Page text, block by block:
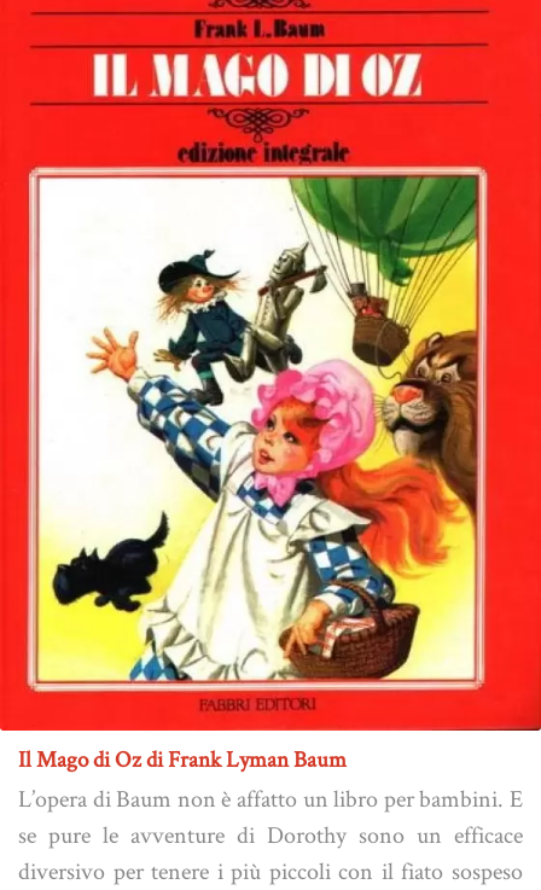
Il Mago di Oz di Frank Lyman Baum
L’opera di Baum non è affatto un libro per bambini. E
se pure le avventure di Dorothy sono un efficace
diversivo per tenere i più piccoli con il fiato sospeso